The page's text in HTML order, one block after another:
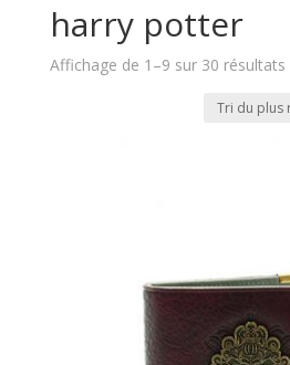
harry potter
Affichage de 1–9 sur 30 résultats